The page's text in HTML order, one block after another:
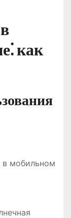
как
в мобильном